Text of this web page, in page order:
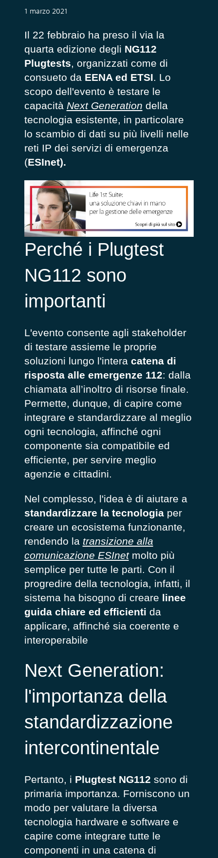
1 marzo 2021
Il 22 febbraio ha preso il via la
quarta edizione degli NG112
Plugtests, organizzati come di
consueto da EENA ed ETSI. Lo
scopo dell'evento è testare le
capacità Next Generation della
tecnologia esistente, in particolare
lo scambio di dati su più livelli nelle
reti IP dei servizi di emergenza
(ESInet).
Perché i Plugtest
NG112 sono
importanti
L'evento consente agli stakeholder
di testare assieme le proprie
soluzioni lungo l'intera catena di
risposta alle emergenze 112: dalla
chiamata all’inoltro di risorse finale.
Permette, dunque, di capire come
integrare e standardizzare al meglio
ogni tecnologia, affinché ogni
componente sia compatibile ed
efficiente, per servire meglio
agenzie e cittadini.
Nel complesso, l'idea è di aiutare a
standardizzare la tecnologiaper
creare un ecosistema funzionante,
rendendo la transizione alla
comunicazione ESInetmolto più
semplice per tutte le parti. Con il
progredire della tecnologia, infatti, il
sistema ha bisogno di creare linee
guida chiare ed efficienti da
applicare, affinché sia ​​coerente e
interoperabile
Next Generation:
l'importanza della
standardizzazione
intercontinentale
Pertanto, i Plugtest NG112 sono di
primaria importanza. Forniscono un
modo per valutare la diversa
tecnologia hardware e software e
capire come integrare tutte le
componenti in una catena di